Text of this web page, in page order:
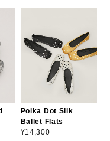
Polka Dot Silk
Ballet Flats
¥14,300